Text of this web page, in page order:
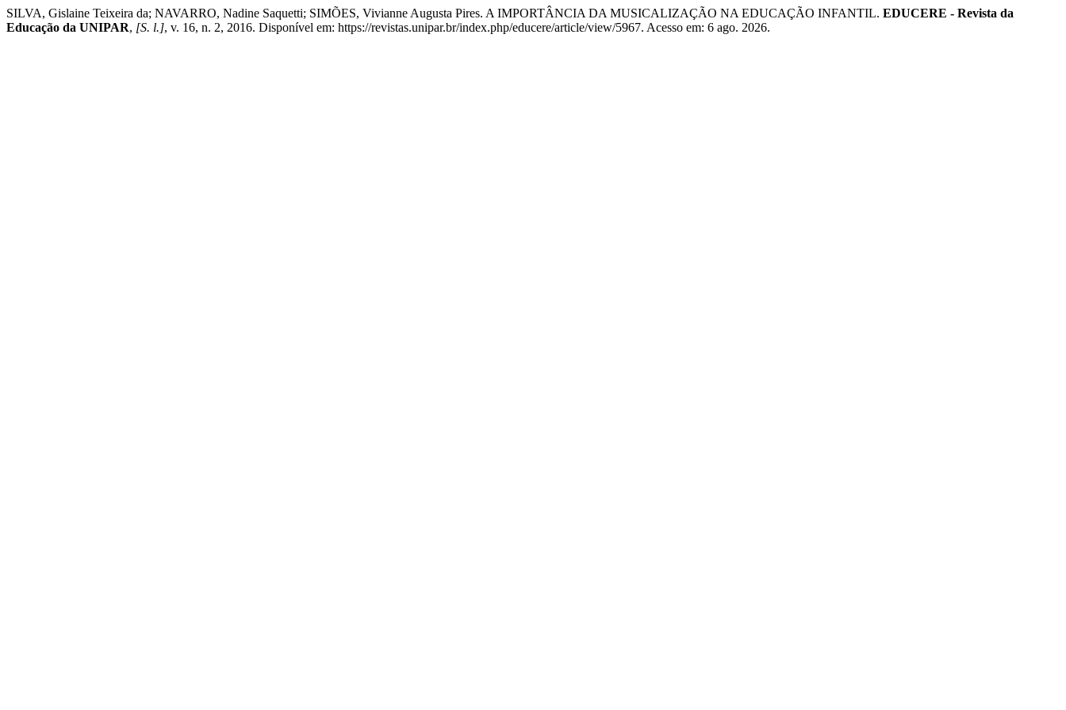
SILVA, Gislaine Teixeira da; NAVARRO, Nadine Saquetti; SIMÕES, Vivianne Augusta Pires. A IMPORTÂNCIA DA MUSICALIZAÇÃO NA EDUCAÇÃO INFANTIL. EDUCERE - Revista da
Educação da UNIPAR, [S. l.], v. 16, n. 2, 2016. Disponível em: https://revistas.unipar.br/index.php/educere/article/view/5967. Acesso em: 6 ago. 2026.